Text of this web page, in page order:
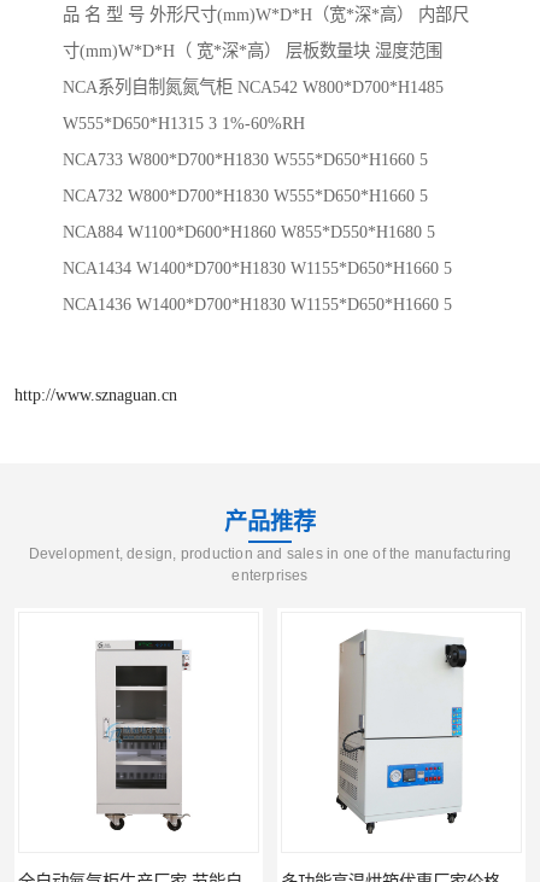
品 名 型 号 外形尺寸(mm)W*D*H（宽*深*高） 内部尺
寸(mm)W*D*H（ 宽*深*高） 层板数量块 湿度范围
NCA系列自制氮氮气柜 NCA542 W800*D700*H1485
W555*D650*H1315 3 1%-60%RH
NCA733 W800*D700*H1830 W555*D650*H1660 5
NCA732 W800*D700*H1830 W555*D650*H1660 5
NCA884 W1100*D600*H1860 W855*D550*H1680 5
NCA1434 W1400*D700*H1830 W1155*D650*H1660 5
NCA1436 W1400*D700*H1830 W1155*D650*H1660 5
http://www.sznaguan.cn
产品推荐
Development, design, production and sales in one of the manufacturing
enterprises